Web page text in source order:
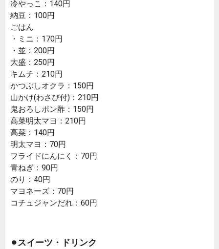
冷やっこ：140円
納豆：100円
ごはん
・ミニ：170円
・並：200円
大盛：250円
キムチ：210円
かつぶしオクラ：150円
山かけ(わさび付)：210円
鬼おろしポン酢：150円
高菜明太マヨ：210円
高菜：140円
明太マヨ：70円
フライドにんにく：70円
青ねぎ：90円
のり：40円
マヨネーズ：70円
コチュジャンだれ：60円
⚫︎スイーツ・ドリンク